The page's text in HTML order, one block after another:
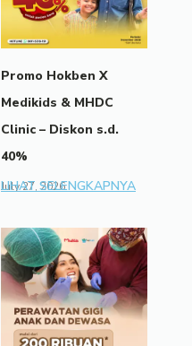
Promo Hokben X
Medikids & MHDC
Clinic – Diskon s.d.
40%
July 27, 2026
LIHAT SELENGKAPNYA